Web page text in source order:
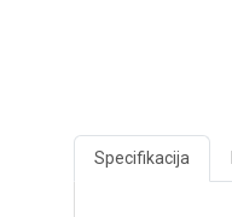
Specifikacija